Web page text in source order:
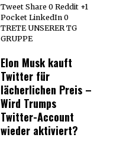
Tweet Share 0 Reddit +1
Pocket LinkedIn 0
TRETE UNSERER TG
GRUPPE
Elon Musk kauft
Twitter für
lächerlichen Preis –
Wird Trumps
Twitter-Account
wieder aktiviert?